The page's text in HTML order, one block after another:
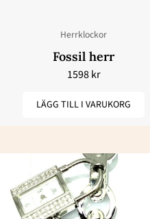
Herrklockor
Fossil herr
1598kr
LÄGG TILL I VARUKORG